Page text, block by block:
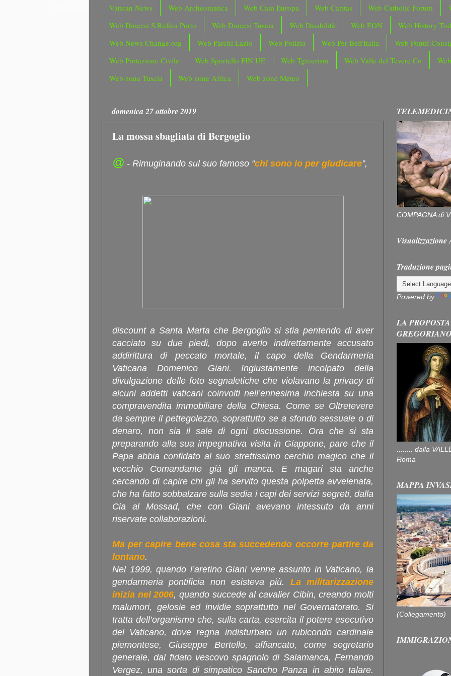
Vatican News
Web Archeomatica Web Cam Europa Web Caritas Web Catholic Forum
Web Diocesi S.Rufina Porto
Web Diocesi Tuscia Web Disabilità Web EON
Web History
Web News Change.org
Web Parchi Lazio Web Polizia Web Per Bell'Italia
Web
Web Protezione Civile
Web Sportello FIN.UE Web Tgtourism Web Valle del Tevere Co
Web zona Tuscia
Web zone Africa Web zone Meteo
domenica 27 ottobre 2019
La mossa sbagliata di Bergoglio
@ - Rimuginando sul suo famoso “chi sono io per giudicare”,
discount a Santa Marta che Bergoglio si stia pentendo di aver
cacciato su due piedi, dopo averlo indirettamente accusato
addirittura di peccato mortale, il capo della Gendarmeria
Vaticana Domenico Giani. Ingiustamente incolpato della
divulgazione delle foto segnaletiche che violavano la privacy di
alcuni addetti vaticani coinvolti nell’ennesima inchiesta su una
compravendita immobiliare della Chiesa. Come se Oltretevere
da sempre il pettegolezzo, soprattutto se a sfondo sessuale o di
denaro, non sia il sale di ogni discussione. Ora che si sta
preparando alla sua impegnativa visita in Giappone, pare che il
Papa abbia confidato al suo strettissimo cerchio magico che il
vecchio Comandante già gli manca. E magari sta anche
cercando di capire chi gli ha servito questa polpetta avvelenata,
che ha fatto sobbalzare sulla sedia i capi dei servizi segreti, dalla
Cia al Mossad, che con Giani avevano intessuto da anni
riservate collaborazioni.
Ma per capire bene cosa sta succedendo occorre partire da
lontano.
Nel 1999, quando l’aretino Giani venne assunto in Vaticano, la
gendarmeria pontificia non esisteva più. La militarizzazione
inizia nel 2006, quando succede al cavalier Cibin, creando molti
malumori, gelosie ed invidie soprattutto nel Governatorato. Si
tratta dell’organismo che, sulla carta, esercita il potere esecutivo
del Vaticano, dove regna indisturbato un rubicondo cardinale
piemontese, Giuseppe Bertello, affiancato, come segretario
generale, dal fidato vescovo spagnolo di Salamanca, Fernando
Vergez, una sorta di simpatico Sancho Panza in abito talare.
COMPAGNA di
Traduzione
Powered by
LA
........ dalla
Roma
MAPPA
(Collegamento)